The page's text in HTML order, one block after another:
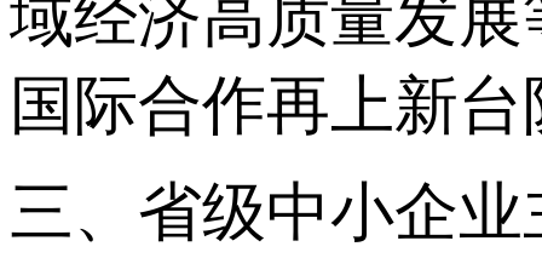
域经济高质量发
国际合作再上新台
三、省级中小企